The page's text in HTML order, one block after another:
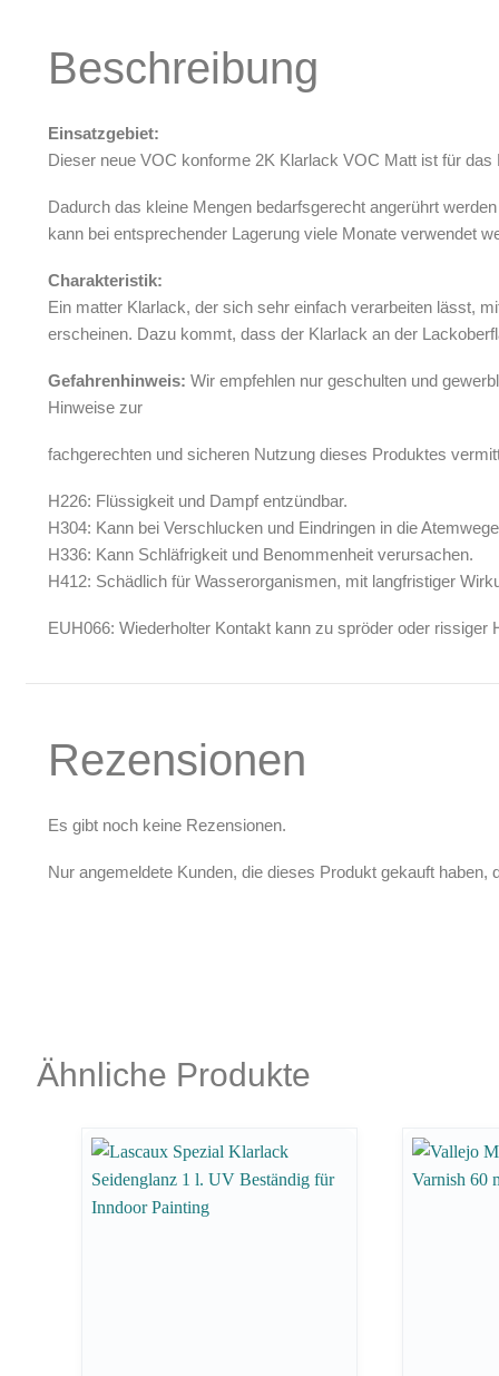
Airbrush-Reiniger
Luftreinigung & Filter
Zubehör & Ausstattung
Arbeitsplatz & Zubehör
Leerbehälter & Mischzubehör
Spezialliteratur & Anleitungen
Gutscheine
X
Beschreibung
Einsatzgebiet:
Dieser neue VOC konforme 2K Klarlack VOC Matt ist für
Dadurch das kleine Mengen bedarfsgerecht angerührt
kann bei entsprechender Lagerung viele Monate verwendet
Charakteristik:
Ein matter Klarlack, der sich sehr einfach verarbeiten lässt,
erscheinen. Dazu kommt, dass der Klarlack an der
Gefahrenhinweis: Wir empfehlen nur geschulten und
Hinweise zur
fachgerechten und sicheren Nutzung dieses Produktes
H226: Flüssigkeit und Dampf entzündbar.
H304: Kann bei Verschlucken und Eindringen in die
H336: Kann Schläfrigkeit und Benommenheit verursachen.
H412: Schädlich für Wasserorganismen, mit langfristiger
EUH066: Wiederholter Kontakt kann zu spröder oder rissiger
Rezensionen
Es gibt noch keine Rezensionen.
Nur angemeldete Kunden, die dieses Produkt gekauft haben,
Ähnliche Produkte